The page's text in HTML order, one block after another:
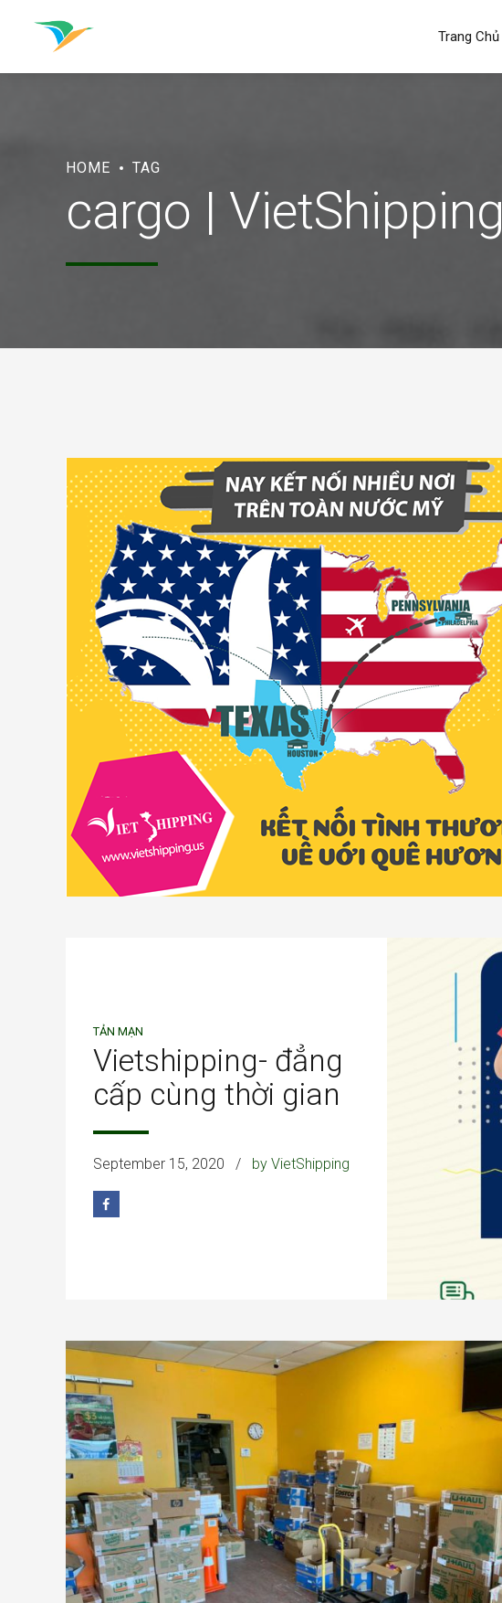
Trang Chủ
HOME TAG
cargo | VietShipping
TẢN MẠN
Vietshipping- đẳng
cấp cùng thời gian
September 15, 2020 by VietShipping